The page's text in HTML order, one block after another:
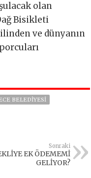
olan
Bisikleti
ilinden ve dünyanın
BELEDIYESI
Sonraki
EK ÖDEMEMİ
GELİYOR?